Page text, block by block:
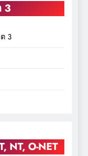
3
3
NT, O-NET